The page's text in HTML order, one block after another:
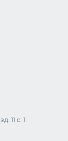
11 с. 1